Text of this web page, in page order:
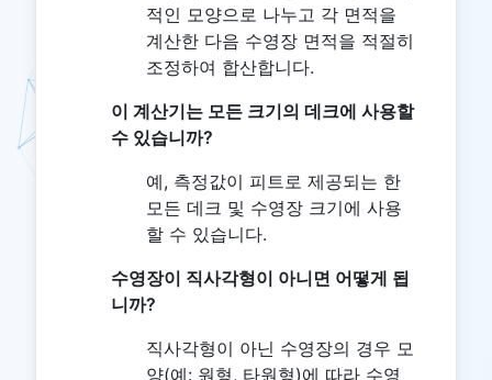
적인 모양으로 나누고 각 면적을
계산한 다음 수영장 면적을 적절히
조정하여 합산합니다.
이 계산기는 모든 크기의 데크에 사용할
수 있습니까?
예, 측정값이 피트로 제공되는 한
모든 데크 및 수영장 크기에 사용
할 수 있습니다.
수영장이 직사각형이 아니면 어떻게 됩
니까?
직사각형이 아닌 수영장의 경우 모
양(예: 원형, 타원형)에 따라 수영